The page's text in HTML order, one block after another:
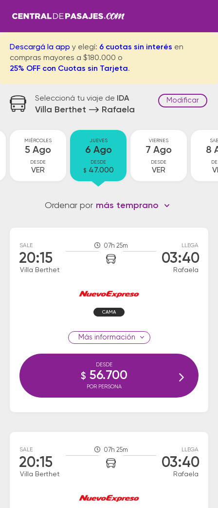
Descargá la app y elegí: 6 cuotas sin interés en
compras mayores a $180.000 o
25% OFF con Cuotas sin Tarjeta.
Seleccioná tu viaje de IDA
Villa Berthet Rafaela
Modificar
MIÉRCOLES
5 Ago
DESDE
VER
JUEVES
6 Ago
DESDE
$ 47.000
VIERNES
7 Ago
DESDE
VER
8
Ordenar por más temprano
SALE
20:15
Villa Berthet
07h 25m LLEGA
03:40
Rafaela
CAMA
información
DESDE
$ 56.700
POR PERSONA
SALE
20:15
Villa Berthet
07h 25m LLEGA
03:40
Rafaela